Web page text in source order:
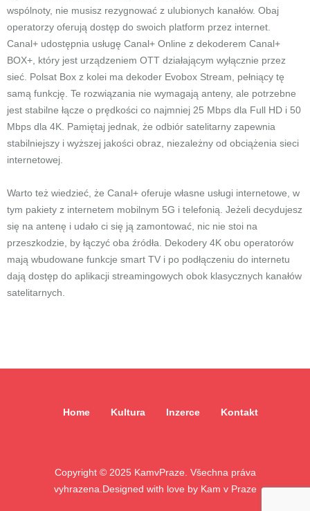
wspólnoty, nie musisz rezygnować z ulubionych kanałów. Obaj
operatorzy oferują dostęp do swoich platform przez internet.
Canal+ udostępnia usługę Canal+ Online z dekoderem Canal+
BOX+, który jest urządzeniem OTT działającym wyłącznie przez
sieć. Polsat Box z kolei ma dekoder Evobox Stream, pełniący tę
samą funkcję. Te rozwiązania nie wymagają anteny, ale potrzebne
jest stabilne łącze o prędkości co najmniej 25 Mbps dla Full HD i 50
Mbps dla 4K. Pamiętaj jednak, że odbiór satelitarny zapewnia
stabilniejszy i wyższej jakości obraz, niezależny od obciążenia sieci
internetowej.
Warto też wiedzieć, że Canal+ oferuje własne usługi internetowe, w
tym pakiety z internetem mobilnym 5G i telefonią. Jeżeli decydujesz
się na antenę i udało ci się ją zamontować, nic nie stoi na
przeszkodzie, by łączyć oba źródła. Dekodery 4K obu operatorów
mają wbudowane funkcje smart TV i po podłączeniu do internetu
dają dostęp do aplikacji streamingowych obok klasycznych kanałów
satelitarnych.
Home Kultura Inzerce Kontakt
Copyright © 2025 KamvPraze. Všechna práva
vyhrazena. Designed with love by Kam v Praze